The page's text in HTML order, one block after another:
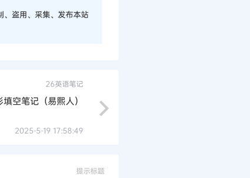
、盗用、采集、发布本站
26英语笔记
空笔记（易熙人）
2025-5-19 17:58:49
提示标题